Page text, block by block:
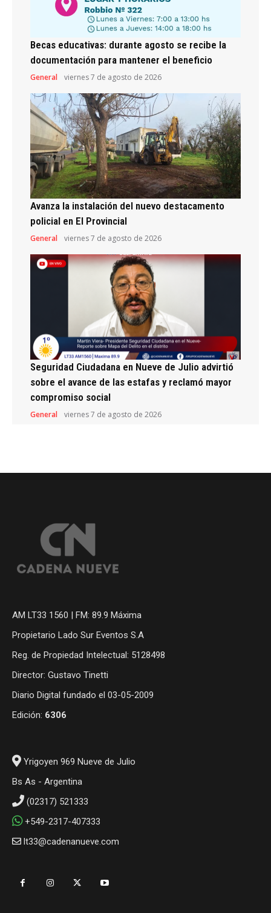
Becas educativas: durante agosto se recibe la
documentación para mantener el beneficio
General viernes 7 de agosto de 2026
Avanza la instalación del nuevo destacamento
policial en El Provincial
General viernes 7 de agosto de 2026
Seguridad Ciudadana en Nueve de Julio advirtió
sobre el avance de las estafas y reclamó mayor
compromiso social
General viernes 7 de agosto de 2026
AM LT33 1560 | FM: 89.9 Máxima
Propietario Lado Sur Eventos S.A
Reg. de Propiedad Intelectual: 5128498
Director: Gustavo Tinetti
Diario Digital fundado el 03-05-2009
Edición: 6306
Yrigoyen 969 Nueve de Julio
Bs As - Argentina
(02317) 521333
+549-2317-407333
lt33@cadenanueve.com